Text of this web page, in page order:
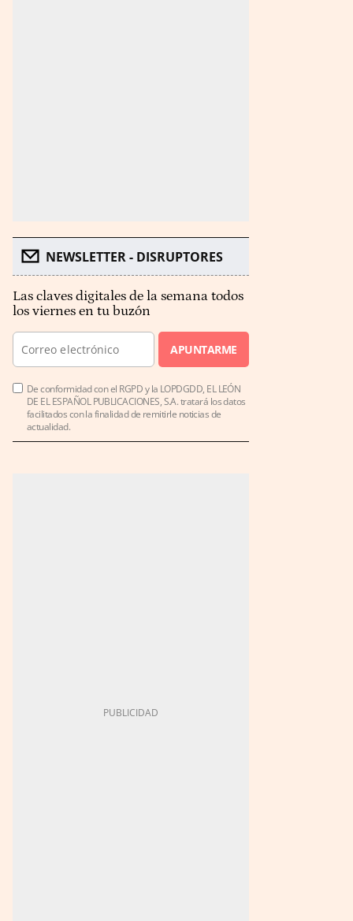
NEWSLETTER - DISRUPTORES
Las claves digitales de la semana todos
los viernes en tu buzón
APUNTARME
De conformidad con el RGPD y la LOPDGDD, EL LEÓN
DE EL ESPAÑOL PUBLICACIONES, S.A. tratará los datos
facilitados con la finalidad de remitirle noticias de
actualidad.